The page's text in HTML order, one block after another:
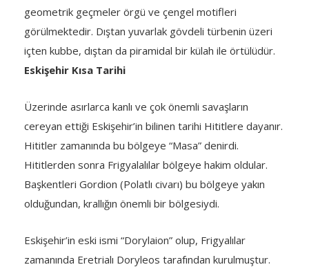
geometrik geçmeler örgü ve çengel motifleri
görülmektedir. Dıştan yuvarlak gövdeli türbenin üzeri
içten kubbe, dıştan da piramidal bir külah ile örtülüdür.
Eskişehir Kısa Tarihi
Üzerinde asırlarca kanlı ve çok önemli savaşların
cereyan ettiği Eskişehir’in bilinen tarihi Hititlere dayanır.
Hititler zamanında bu bölgeye “Masa” denirdi.
Hititlerden sonra Frigyalalılar bölgeye hakim oldular.
Başkentleri Gordion (Polatlı civarı) bu bölgeye yakın
olduğundan, krallığın önemli bir bölgesiydi.
Eskişehir’in eski ismi “Dorylaion” olup, Frigyalılar
zamanında Eretrialı Doryleos tarafından kurulmuştur.